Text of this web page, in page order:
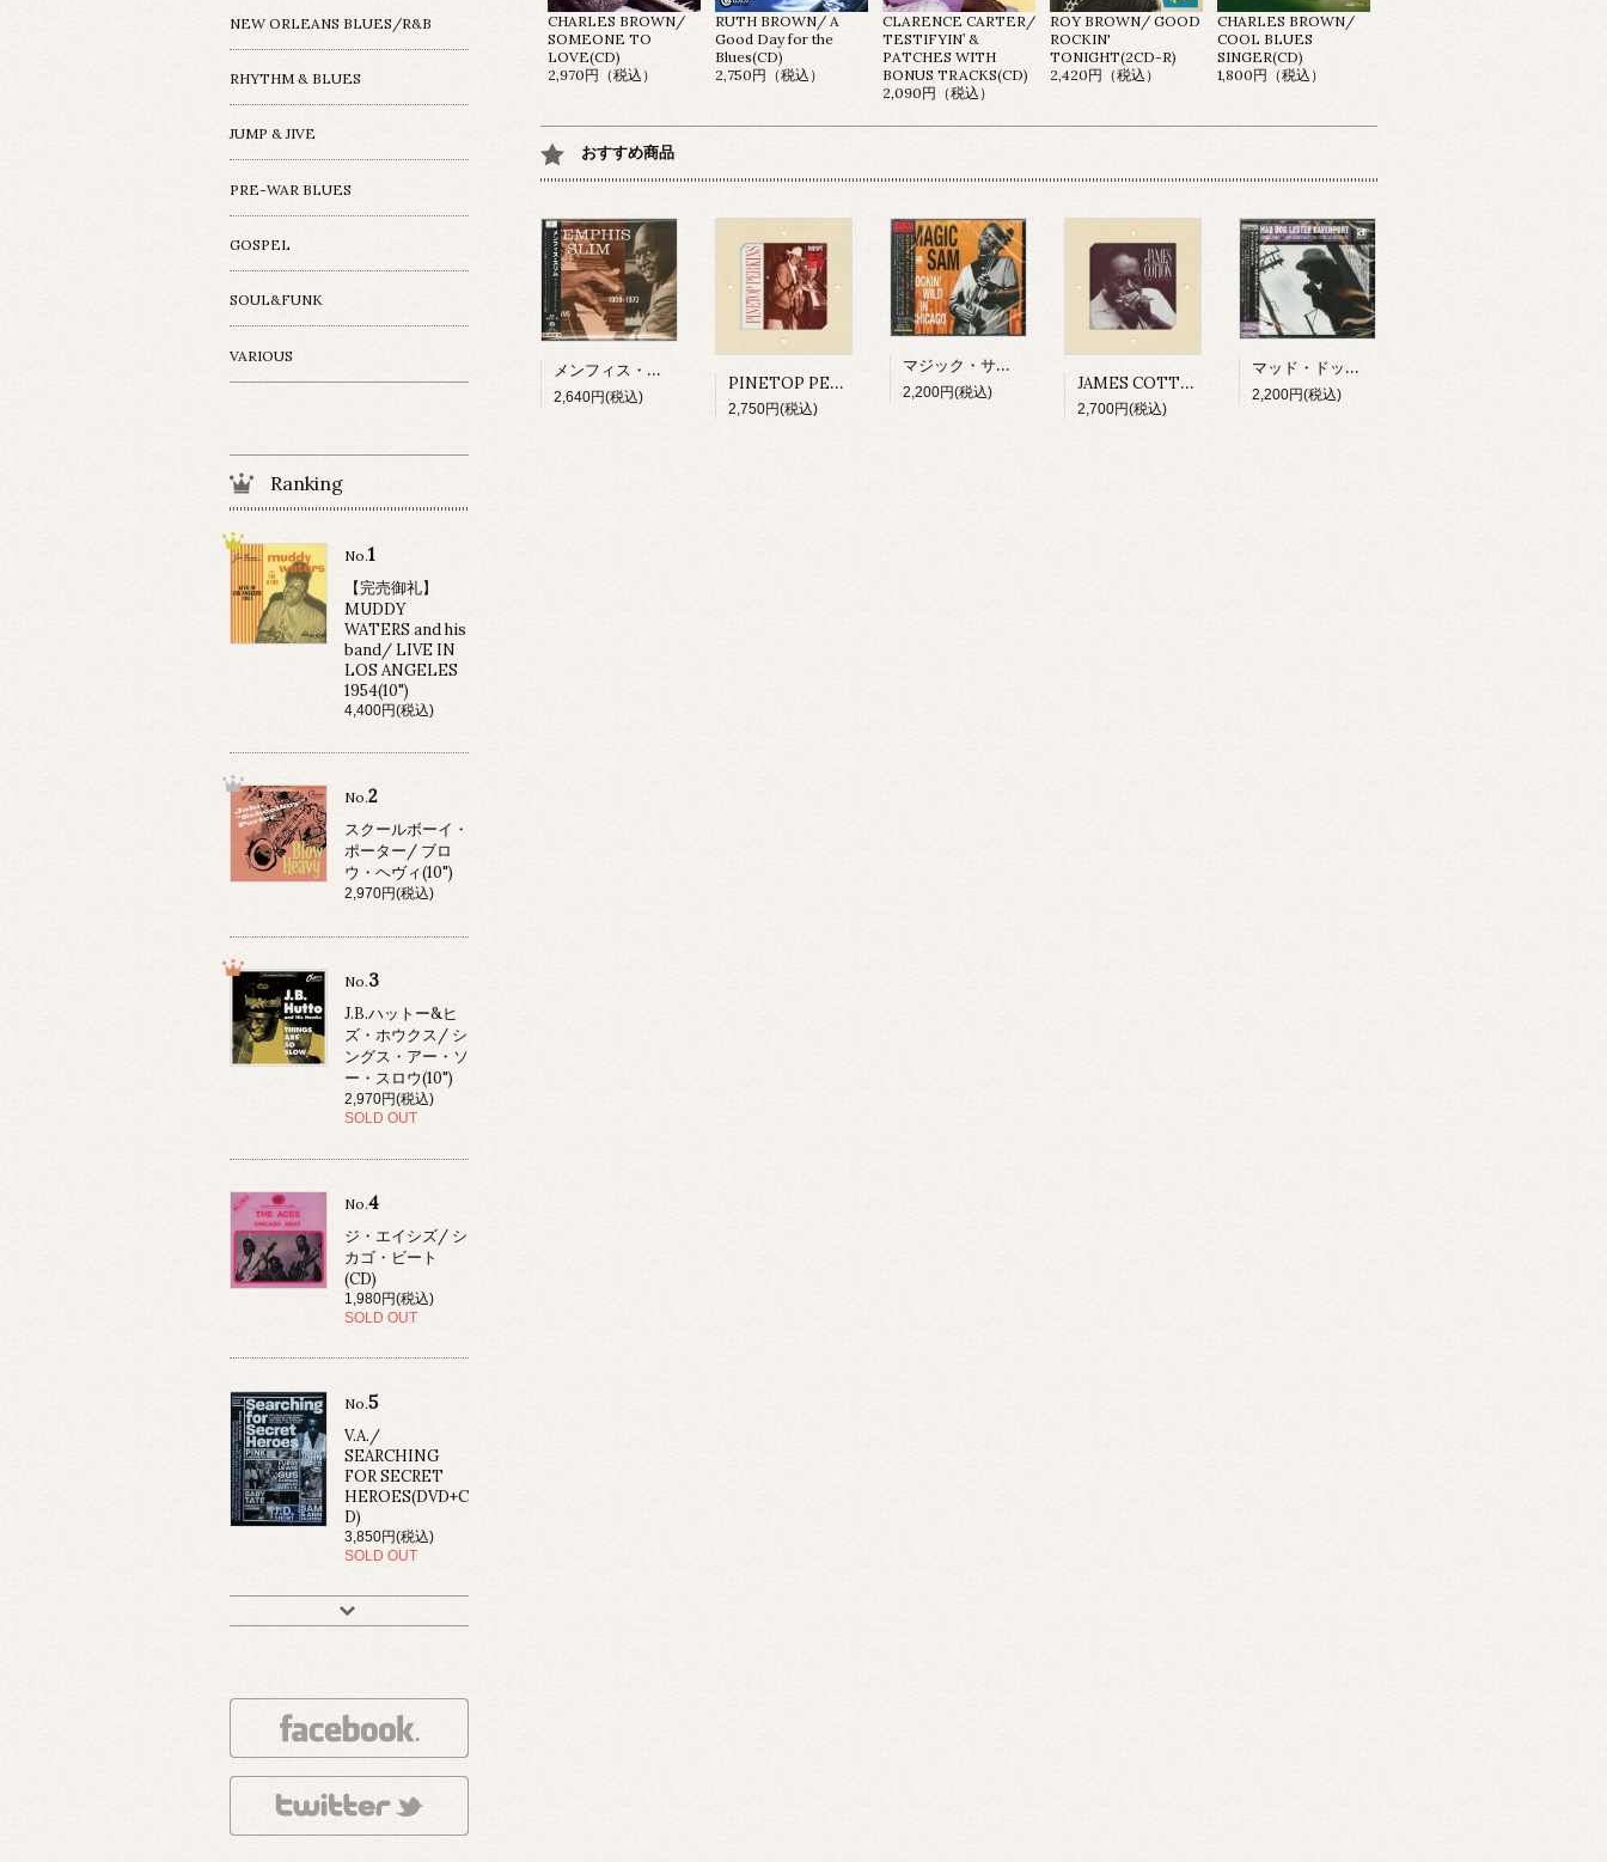
CHARLES BROWN/
SOMEONE TO
LOVE(CD)
2,970円（税込）
RUTH BROWN/ A
Good Day for the
Blues(CD)
2,750円（税込）
CLARENCE CARTER/
TESTIFYIN’ &
PATCHES WITH
BONUS TRACKS(CD)
2,090円（税込）
ROY BROWN/ GOOD
ROCKIN'
TONIGHT(2CD-R)
2,420円（税込）
CHARLES BROWN/
COOL BLUES
SINGER(CD)
1,800円（税込）
おすすめ商品
メンフィス・スリム/ ザ・フォークウェイズ・イヤーズ(CD)
2,640円(税込)
PINETOP PERKINS/ PINETOP'S BOOGIE WOOGIE(CD)
2,750円(税込)
マジック・サム/ ライヴ・イン・シカゴ～ロッキン・ワイルド(CD)
2,200円(税込) JAMES COTTON/ MIGHTY LONG TIME(CD)
2,700円(税込)
マッド・ドッグ・レスター・ダヴェンポート/ アイ・スメル・ア・ラット(CD)
2,200円(税込)
NEW ORLEANS BLUES/R&B
RHYTHM & BLUES
JUMP & JIVE
PRE-WAR BLUES
GOSPEL
SOUL&FUNK
VARIOUS
Ranking
No.1
【完売御礼】
MUDDY
WATERS and his
band/ LIVE IN
LOS ANGELES
1954(10")
4,400円(税込)
No.2
スクールボーイ・
ポーター/ ブロ
ウ・ヘヴィ(10")
2,970円(税込)
No.3
J.B.ハットー&ヒ
ズ・ホウクス/ シ
ングス・アー・ソ
ー・スロウ(10")
2,970円(税込)
SOLD OUT
No.4
ジ・エイシズ/ シ
カゴ・ビート
(CD)
1,980円(税込)
SOLD OUT
No.5
V.A./
SEARCHING
FOR SECRET
HEROES(DVD+C
D)
3,850円(税込)
SOLD OUT